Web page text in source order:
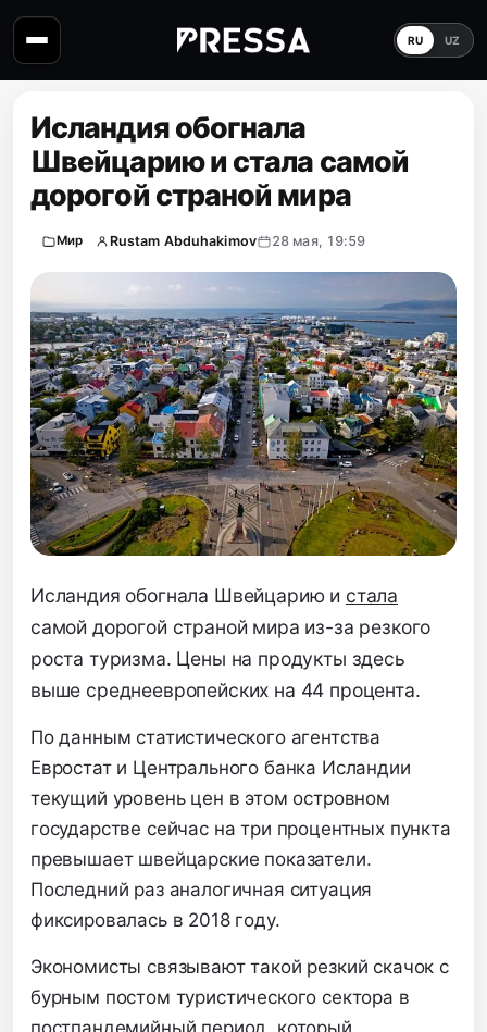
RU UZ
Исландия обогнала
Швейцарию и стала самой
дорогой страной мира
Мир Rustam Abduhakimov 28 мая, 19:59
Исландия обогнала Швейцарию и стала
самой дорогой страной мира из-за резкого
роста туризма. Цены на продукты здесь
выше среднеевропейских на 44 процента.
По данным статистического агентства
Евростат и Центрального банка Исландии
текущий уровень цен в этом островном
государстве сейчас на три процентных пункта
превышает швейцарские показатели.
Последний раз аналогичная ситуация
фиксировалась в 2018 году.
Экономисты связывают такой резкий скачок с
бурным постом туристического сектора в